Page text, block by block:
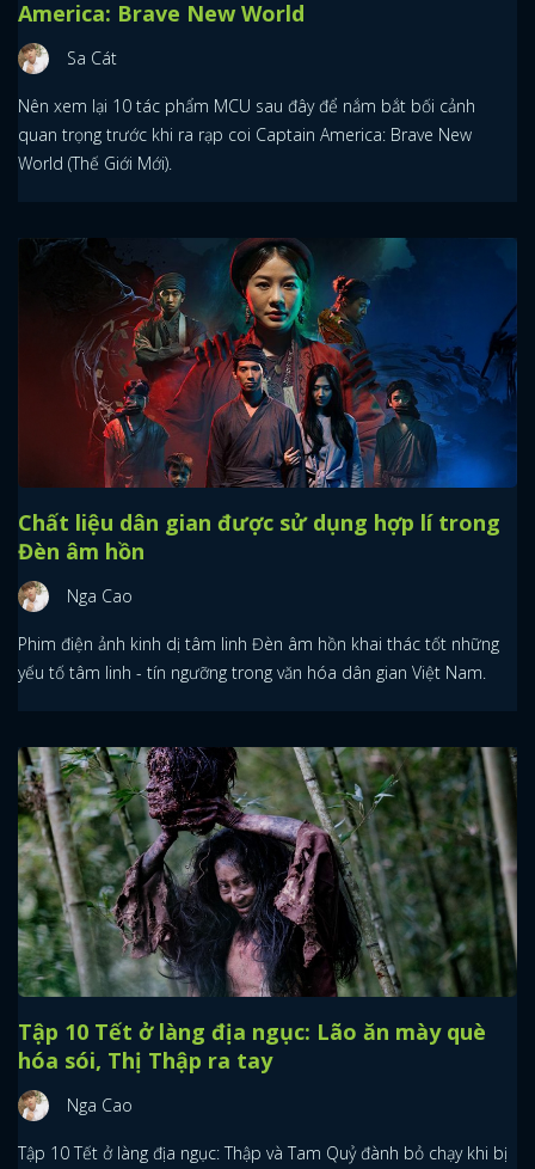
America: Brave New World
Sa Cát
Nên xem lại 10 tác phẩm MCU sau đây để nắm bắt bối cảnh
quan trọng trước khi ra rạp coi Captain America: Brave New
World (Thế Giới Mới).
Chất liệu dân gian được sử dụng hợp lí trong
Đèn âm hồn
Nga Cao
Phim điện ảnh kinh dị tâm linh Đèn âm hồn khai thác tốt những
yếu tố tâm linh - tín ngưỡng trong văn hóa dân gian Việt Nam.
Tập 10 Tết ở làng địa ngục: Lão ăn mày què
hóa sói, Thị Thập ra tay
Nga Cao
Tập 10 Tết ở làng địa ngục: Thập và Tam Quỷ đành bỏ chạy khi bị